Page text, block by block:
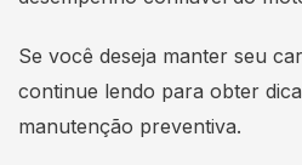
Se você deseja manter seu
continue lendo para obter
manutenção preventiva.